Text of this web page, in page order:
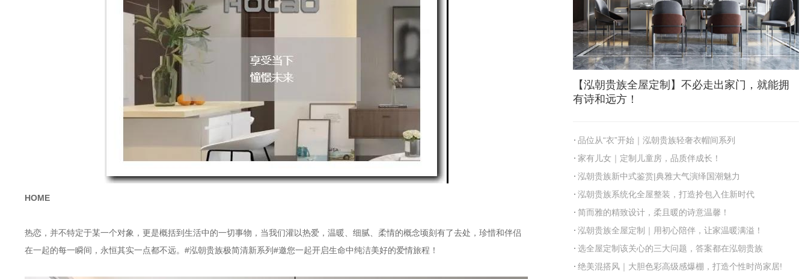
HOME
热恋，并不特定于某一个对象，更是概括到生活中的一切事物，当我们灌以热爱，温暖、细腻、柔情的概念顷刻有了去处，珍惜和伴侣
在一起的每一瞬间，永恒其实一点都不远。#泓朝贵族极简清新系列#邀您一起开启生命中纯洁美好的爱情旅程！
【泓朝贵族全屋定制】不必走出家门，就能拥
有诗和远方！
品位从“衣”开始｜泓朝贵族轻奢衣帽间系列
家有儿女｜定制儿童房，品质伴成长！
泓朝贵族新中式鉴赏|典雅大气演绎国潮魅力
泓朝贵族系统化全屋整装，打造拎包入住新时代
简而雅的精致设计，柔且暖的诗意温馨！
泓朝贵族全屋定制｜用初心陪伴，让家温暖满溢！
选全屋定制该关心的三大问题，答案都在泓朝贵族
绝美混搭风｜大胆色彩高级感爆棚，打造个性时尚家居!